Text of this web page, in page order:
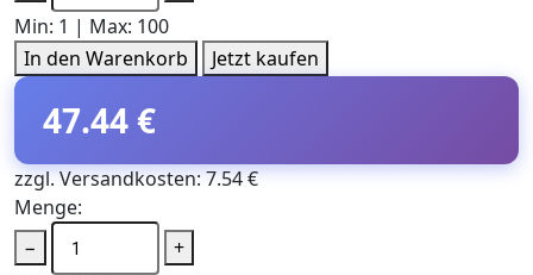
Min: 1 | Max: 100
In den Warenkorb
Jetzt kaufen
47.44 €
zzgl. Versandkosten: 7.54 €
Menge:
−
+